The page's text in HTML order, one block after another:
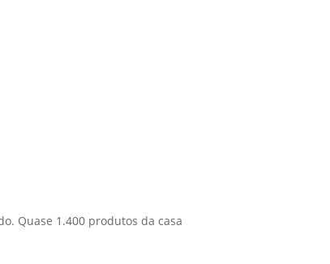
Quase 1.400 produtos da casa